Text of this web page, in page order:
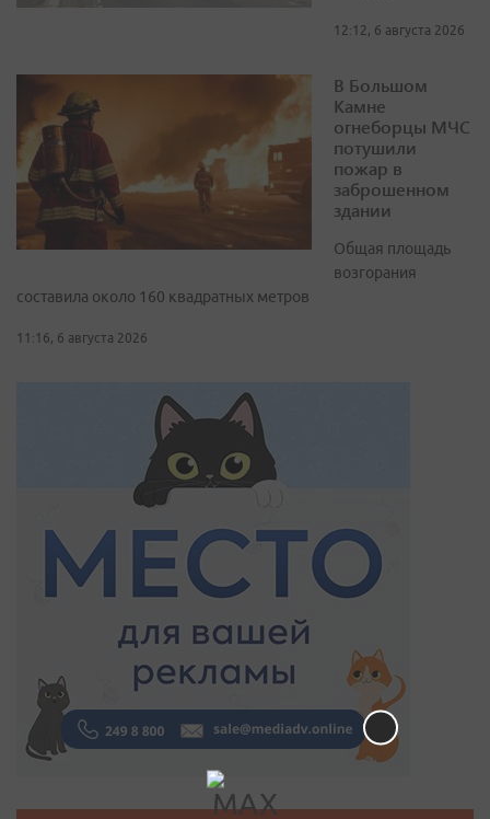
12:12, 6 августа 2026
В Большом
Камне
огнеборцы МЧС
потушили
пожар в
заброшенном
здании
Общая площадь
возгорания
составила около 160 квадратных метров
11:16, 6 августа 2026